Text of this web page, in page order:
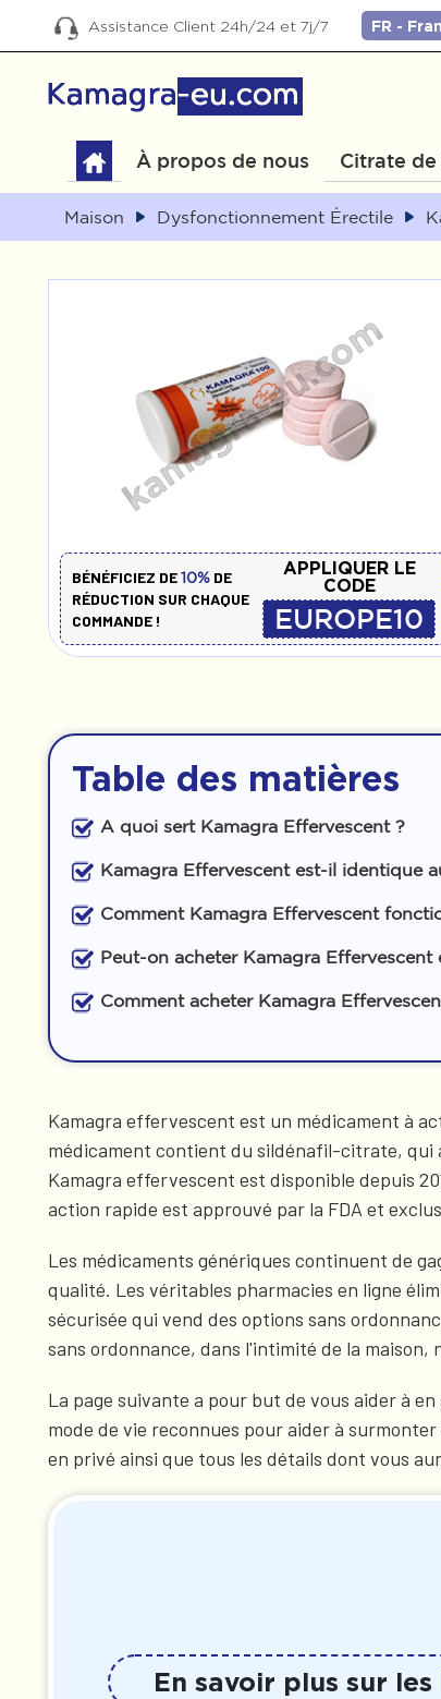
Assistance Client 24h/24 et 7j/7
À propos de nous Citrate
Maison Dysfonctionnement Érectile
BÉNÉFICIEZ DE10% DE
RÉDUCTION SUR CHAQUE
COMMANDE !
APPLIQUER LE
CODE
EUROPE10
Table des matières
A quoi sert Kamagra Effervescent ?
Kamagra Effervescent est-il identique
Comment Kamagra Effervescent
Peut-on acheter Kamagra Effervescent
Comment acheter Kamagra
Kamagra effervescent est un médicament à
médicament contient du sildénafil-citrate, qui
Kamagra effervescent est disponible depuis
action rapide est approuvé par la FDA et
Les médicaments génériques continuent de
qualité. Les véritables pharmacies en ligne
sécurisée qui vend des options sans
sans ordonnance, dans l'intimité de la
La page suivante a pour but de vous aider à
mode de vie reconnues pour aider à
en privé ainsi que tous les détails dont vous
En savoir plus sur les